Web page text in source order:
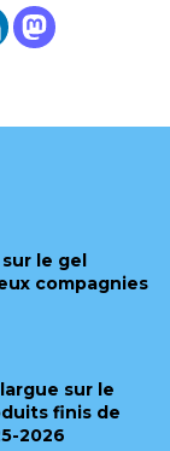
sur le gel
compagnies
largue sur le
finis de
2026